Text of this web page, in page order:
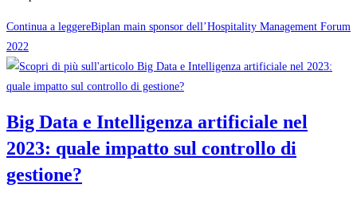
Continua a leggereBiplan main sponsor dell’Hospitality Management Forum
2022
Big Data e Intelligenza artificiale nel
2023: quale impatto sul controllo di
gestione?